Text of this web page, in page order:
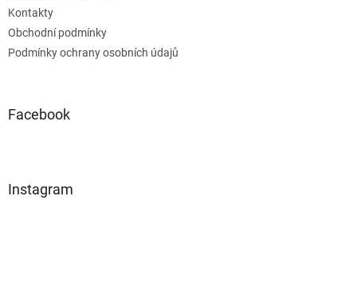
Kontakty
Obchodní podmínky
Podmínky ochrany osobních údajů
Facebook
Instagram